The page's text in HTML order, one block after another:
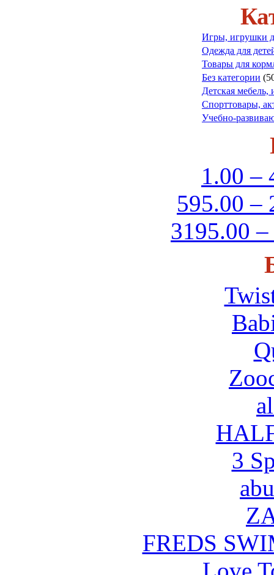
Игры, игрушки
Одежда для
Товары для
Без категории
Детская мебель,
Спорттовары,
Учебно-
1.00 –
595.00 –
3195.00
3
FREDS